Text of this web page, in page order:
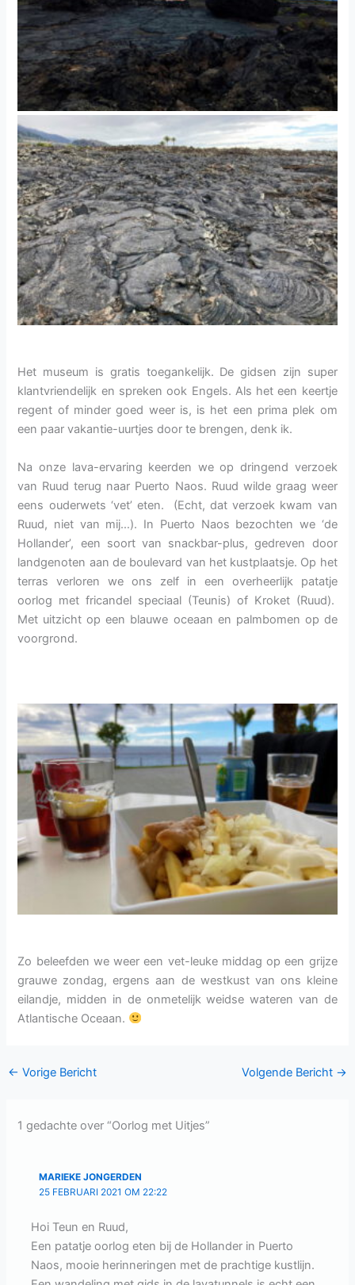
Het museum is gratis toegankelijk. De gidsen zijn super
klantvriendelijk en spreken ook Engels. Als het een keertje
regent of minder goed weer is, is het een prima plek om
een paar vakantie-uurtjes door te brengen, denk ik.
Na onze lava-ervaring keerden we op dringend verzoek
van Ruud terug naar Puerto Naos. Ruud wilde graag weer
eens ouderwets ‘vet’ eten. (Echt, dat verzoek kwam van
Ruud, niet van mij…). In Puerto Naos bezochten we ‘de
Hollander’, een soort van snackbar-plus, gedreven door
landgenoten aan de boulevard van het kustplaatsje. Op het
terras verloren we ons zelf in een overheerlijk patatje
oorlog met fricandel speciaal (Teunis) of Kroket (Ruud).
Met uitzicht op een blauwe oceaan en palmbomen op de
voorgrond.
Zo beleefden we weer een vet-leuke middag op een grijze
grauwe zondag, ergens aan de westkust van ons kleine
eilandje, midden in de onmetelijk weidse wateren van de
Atlantische Oceaan.
← Vorige Bericht Volgende Bericht →
1 gedachte over “Oorlog met Uitjes”
MARIEKE JONGERDEN
25 FEBRUARI 2021 OM 22:22
Hoi Teun en Ruud,
Een patatje oorlog eten bij de Hollander in Puerto
Naos, mooie herinneringen met de prachtige kustlijn.